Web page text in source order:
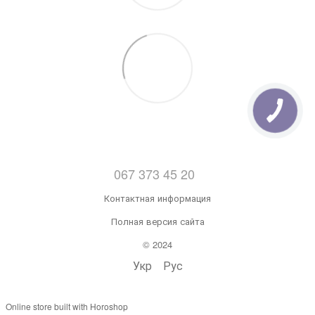
067 373 45 20
Контактная информация
Полная версия сайта
© 2024
Укр Рус
Online store built with Horoshop